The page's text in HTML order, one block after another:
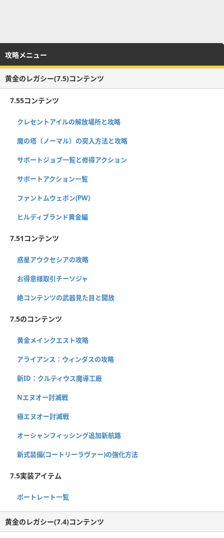
攻略メニュー
黄金のレガシー(7.5)コンテンツ
7.55コンテンツ
クレセントアイルの解放場所と攻略
魔の塔（ノーマル）の突入方法と攻略
サポートジョブ一覧と修得アクション
サポートアクション一覧
ファントムウェポン(PW)
ヒルディブランド黄金編
7.51コンテンツ
惑星アウクセシアの攻略
お得意様取引チーソジャ
絶コンテンツの武器見た目と開放
7.5のコンテンツ
黄金メインクエスト攻略
アライアンス：ウィンダスの攻略
新ID：クルティウス魔導工廠
Nエヌオー討滅戦
極エヌオー討滅戦
オーシャンフィッシング追加新航路
新式装備(コートリーラヴァー)の強化方法
7.5実装アイテム
ポートレート一覧
黄金のレガシー(7.4)コンテンツ